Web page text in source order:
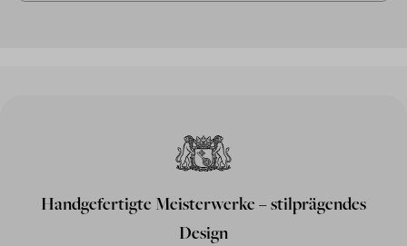
Handgefertigte Meisterwerke – stilprägendes
Design